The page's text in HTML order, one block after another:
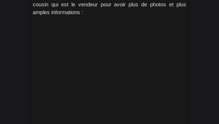
cousin qui est le vendeur pour avoir plus de photos et plus
amples informations :